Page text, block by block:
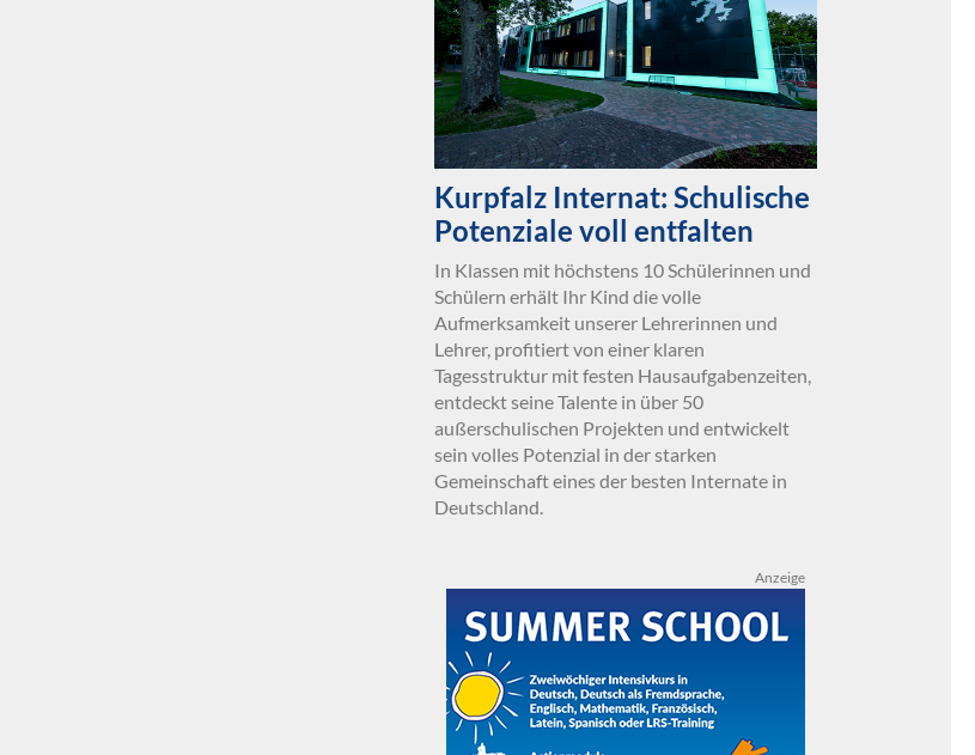
Kurpfalz Internat: Schulische
Potenziale voll entfalten
In Klassen mit höchstens 10 Schülerinnen und
Schülern erhält Ihr Kind die volle
Aufmerksamkeit unserer Lehrerinnen und
Lehrer, profitiert von einer klaren
Tagesstruktur mit festen Hausaufgabenzeiten,
entdeckt seine Talente in über 50
außerschulischen Projekten und entwickelt
sein volles Potenzial in der starken
Gemeinschaft eines der besten Internate in
Deutschland.
Anzeige